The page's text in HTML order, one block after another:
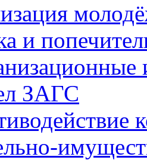
и
ЗАГС